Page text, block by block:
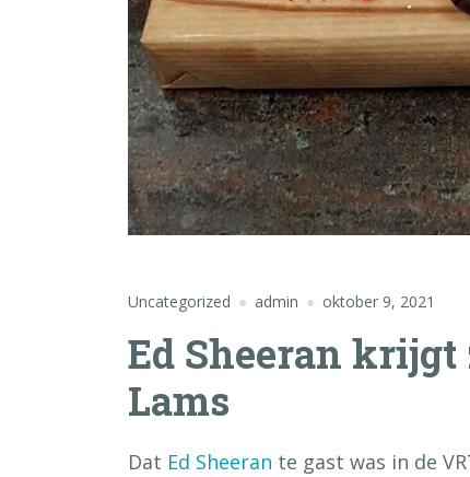
Uncategorized admin oktober 9, 2021
Ed Sheeran
Lams
Dat Ed Sheeran te gast was in de